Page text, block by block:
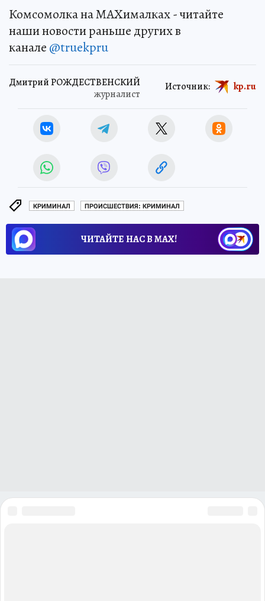
Комсомолка на MAXималках - читайте
наши новости раньше других в
канале @truekpru
Дмитрий РОЖДЕСТВЕНСКИЙ
журналист
Источник: kp.ru
КРИМИНАЛ ПРОИСШЕСТВИЯ: КРИМИНАЛ
ЧИТАЙТЕ НАС В МАХ!